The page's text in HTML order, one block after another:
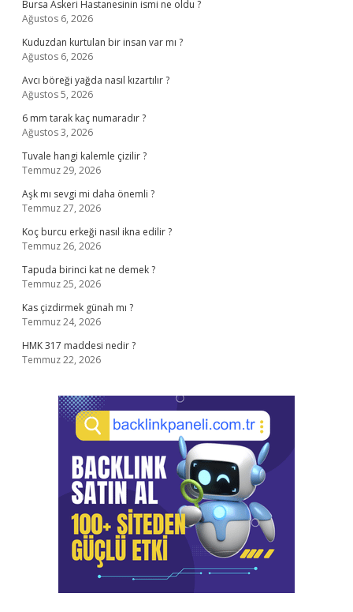
Bursa Askeri Hastanesinin ismi ne oldu ?
Ağustos 6, 2026
Kuduzdan kurtulan bir insan var mı ?
Ağustos 6, 2026
Avcı böreği yağda nasıl kızartılır ?
Ağustos 5, 2026
6 mm tarak kaç numaradır ?
Ağustos 3, 2026
Tuvale hangi kalemle çizilir ?
Temmuz 29, 2026
Aşk mı sevgi mi daha önemli ?
Temmuz 27, 2026
Koç burcu erkeği nasıl ikna edilir ?
Temmuz 26, 2026
Tapuda birinci kat ne demek ?
Temmuz 25, 2026
Kas çizdirmek günah mı ?
Temmuz 24, 2026
HMK 317 maddesi nedir ?
Temmuz 22, 2026